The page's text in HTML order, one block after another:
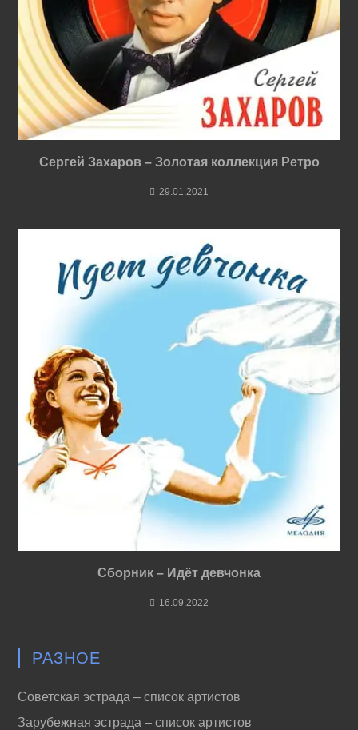
Сергей Захаров – Золотая коллекция Ретро
29.01.2021
Сборник – Идёт девчонка
16.09.2022
РАЗНОЕ
Советская эстрада – список артистов
Зарубежная эстрада – список артистов